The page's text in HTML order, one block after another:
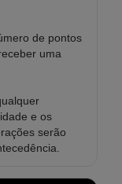
de pontos
uma
e os
serão